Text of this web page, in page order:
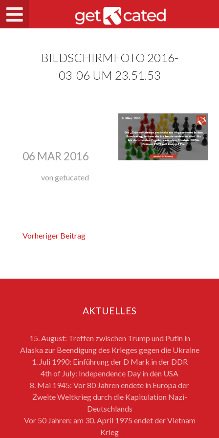
BILDSCHIRMFOTO 2016-
03-06 UM 23.51.53
06 MAR 2016
von getucated
Vorheriger Beitrag
AKTUELLES
15. August: Treffen zwischen Trump und Putin in
Alaska zur Beendigung des Krieges gegen die Ukraine
1. Juli 1990: Einführung der D Mark in der DDR
4th of July: Independence Day in den USA
8. Mai 1945: Vor 80 Jahren endete in Europa der
Zweite Weltkrieg durch die Kapitulation Nazi-
Deutschlands
Vor 50 Jahren: am 30. April 1975 endet der Vietnam
Krieg